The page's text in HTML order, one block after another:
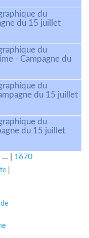
du
du 15 juillet
du
- Campagne du
du
du 15 juillet
du
du 15 juillet
... 1670
|